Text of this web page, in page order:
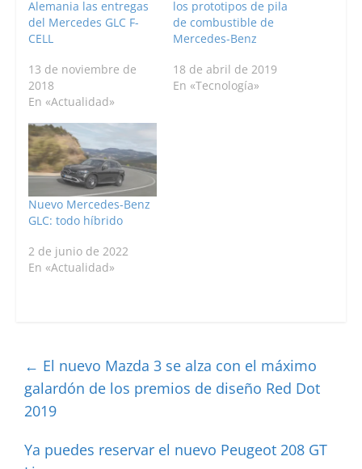
Alemania las entregas
del Mercedes GLC F-
CELL
13 de noviembre de
2018
En «Actualidad»
los prototipos de pila
de combustible de
Mercedes-Benz
18 de abril de 2019
En «Tecnología»
Nuevo Mercedes-Benz
GLC: todo híbrido
2 de junio de 2022
En «Actualidad»
← El nuevo Mazda 3 se alza con el máximo
galardón de los premios de diseño Red Dot
2019
Ya puedes reservar el nuevo Peugeot 208 GT